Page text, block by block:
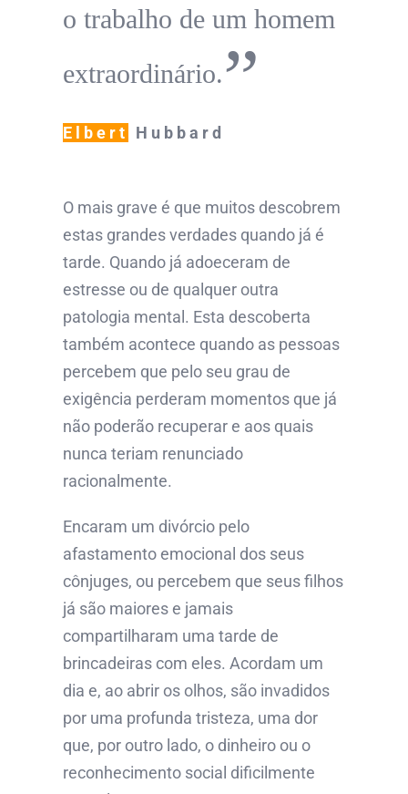
o trabalho de um homem
extraordinário.”
Elbert Hubbard
O mais grave é que muitos descobrem
estas grandes verdades quando já é
tarde. Quando já adoeceram de
estresse ou de qualquer outra
patologia mental. Esta descoberta
também acontece quando as pessoas
percebem que pelo seu grau de
exigência perderam momentos que já
não poderão recuperar e aos quais
nunca teriam renunciado
racionalmente.
Encaram um divórcio pelo
afastamento emocional dos seus
cônjuges, ou percebem que seus filhos
já são maiores e jamais
compartilharam uma tarde de
brincadeiras com eles. Acordam um
dia e, ao abrir os olhos, são invadidos
por uma profunda tristeza, uma dor
que, por outro lado, o dinheiro ou o
reconhecimento social dificilmente